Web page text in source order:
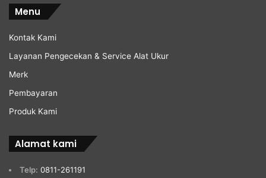
Menu
Kontak Kami
Layanan Pengecekan & Service Alat Ukur
Merk
Pembayaran
Produk Kami
Alamat kami
Telp: 0811-261191